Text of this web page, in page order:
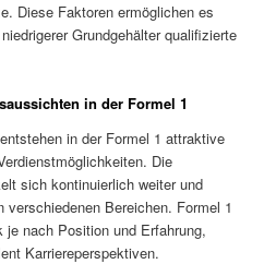
Diese Faktoren ermöglichen es
Grundgehälter qualifizierte
in der Formel 1
in der Formel 1 attraktive
Die
sich kontinuierlich weiter und
Bereichen. Formel 1
je nach Position und Erfahrung,
Karriereperspektiven.